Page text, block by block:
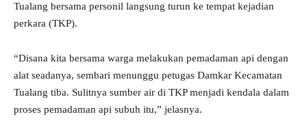
Tualang bersama personil langsung turun ke tempat kejadian
perkara (TKP).
“Disana kita bersama warga melakukan pemadaman api dengan
alat seadanya, sembari menunggu petugas Damkar Kecamatan
Tualang tiba. Sulitnya sumber air di TKP menjadi kendala dalam
proses pemadaman api subuh itu,” jelasnya.